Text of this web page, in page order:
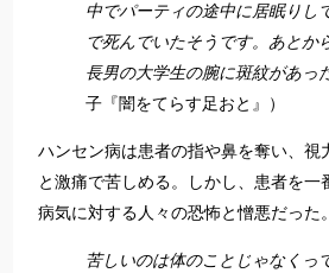
中でパーティの途中に居眠りし
で死んでいたそうです。あとか
長男の大学生の腕に斑紋があっ
子『闇をてらす足おと』）
ハンセン病は患者の指や鼻を奪い、視
と激痛で苦しめる。しかし、患者を一
病気に対する人々の恐怖と憎悪だった。
苦しいのは体のことじゃなくっ